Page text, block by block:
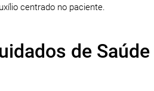
centrado no paciente.
de Saúde